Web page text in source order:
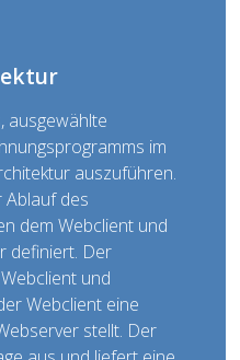
ausgewählte
im
auszuführen.
Ablauf des
dem Webclient und
definiert. Der
und
Webclient eine
stellt. Der